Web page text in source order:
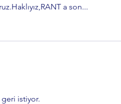
a son...
geri istiyor.